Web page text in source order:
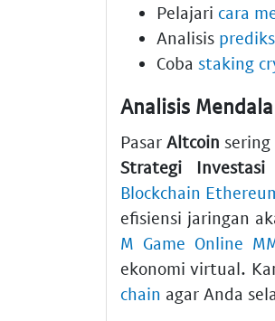
Pelajari cara
Analisis
Coba staking
Analisis
PasarAltcoin
Strategi Investasi
Blockchain
efisiensi jaringan
M Game Online
ekonomi virtual.
chain agar Anda